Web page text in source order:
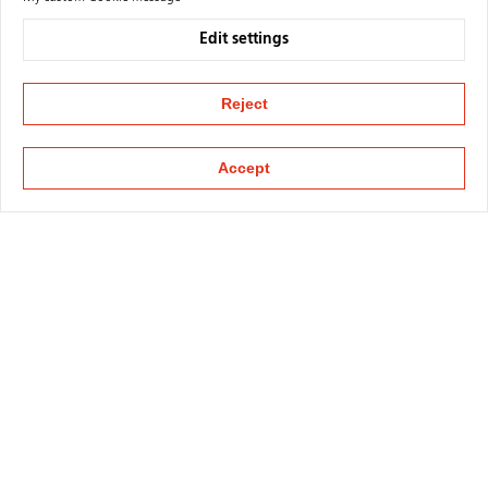
Edit settings
Reject
Accept